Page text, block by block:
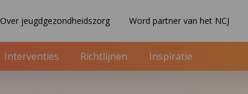
Over jeugdgezondheidszorg Word partner van het NCJ
Interventies Richtlijnen Inspiratie